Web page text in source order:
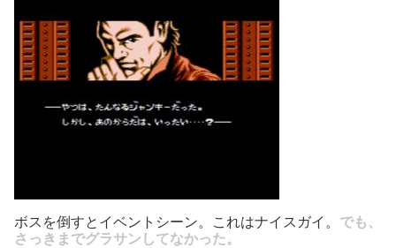
ボスを倒すとイベントシーン。これはナイスガイ。 でも、
さっきまでグラサンしてなかった。